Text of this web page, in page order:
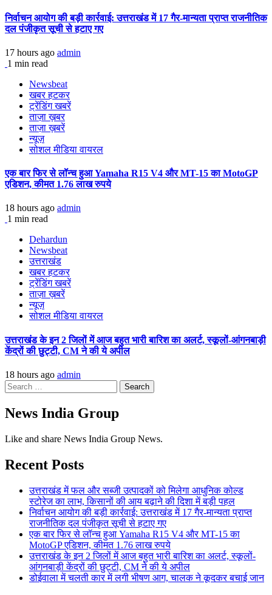
निर्वाचन आयोग की बड़ी कार्रवाई: उत्तराखंड में 17 गैर-मान्यता प्राप्त राजनीतिक
दल पंजीकृत सूची से हटाए गए
17 hours ago admin
1 min read
Newsbeat
खबर हटकर
ट्रेंडिंग खबरें
ताज़ा ख़बर
ताज़ा ख़बरें
न्यूज़
सोशल मीडिया वायरल
एक बार फिर से लॉन्च हुआ Yamaha R15 V4 और MT-15 का MotoGP
एडिशन, कीमत 1.76 लाख रुपये
18 hours ago admin
1 min read
Dehardun
Newsbeat
उत्तराखंड
खबर हटकर
ट्रेंडिंग खबरें
ताज़ा ख़बरें
न्यूज़
सोशल मीडिया वायरल
उत्तराखंड के इन 2 जिलों में आज बहुत भारी बारिश का अलर्ट, स्कूलों-आंगनबाड़ी
केंद्रों की छुट्टी, CM ने की ये अपील
18 hours ago admin
Search
for:
News India Group
Like and share News India Group News.
Recent Posts
उत्तराखंड में फल और सब्जी उत्पादकों को मिलेगा आधुनिक कोल्ड
स्टोरेज का लाभ, किसानों की आय बढ़ाने की दिशा में बड़ी पहल
निर्वाचन आयोग की बड़ी कार्रवाई: उत्तराखंड में 17 गैर-मान्यता प्राप्त
राजनीतिक दल पंजीकृत सूची से हटाए गए
एक बार फिर से लॉन्च हुआ Yamaha R15 V4 और MT-15 का
MotoGP एडिशन, कीमत 1.76 लाख रुपये
उत्तराखंड के इन 2 जिलों में आज बहुत भारी बारिश का अलर्ट, स्कूलों-
आंगनबाड़ी केंद्रों की छुट्टी, CM ने की ये अपील
डोईवाला में चलती कार में लगी भीषण आग, चालक ने कूदकर बचाई जान